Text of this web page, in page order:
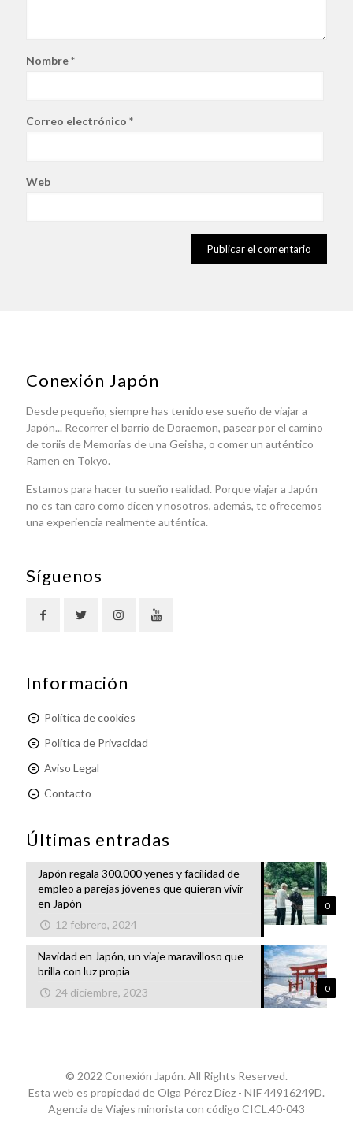
Nombre*
Correo electrónico *
Web
Conexión Japón
Desde pequeño, siempre has tenido ese sueño de viajar a
Japón... Recorrer el barrio de Doraemon, pasear por el camino
de toriis de Memorias de una Geisha, o comer un auténtico
Ramen en Tokyo.
Estamos para hacer tu sueño realidad. Porque viajar a Japón
no es tan caro como dicen y nosotros, además, te ofrecemos
una experiencia realmente auténtica.
Síguenos
Información
Política de cookies
Política de Privacidad
Aviso Legal
Contacto
Últimas entradas
0
Japón regala 300.000 yenes y facilidad de
empleo a parejas jóvenes que quieran vivir
en Japón
12 febrero, 2024
0
Navidad en Japón, un viaje maravilloso que
brilla con luz propia
24 diciembre, 2023
© 2022 Conexión Japón. All Rights Reserved.
Esta web es propiedad de Olga Pérez Diez - NIF 44916249D.
Agencia de Viajes minorista con código CICL.40-043